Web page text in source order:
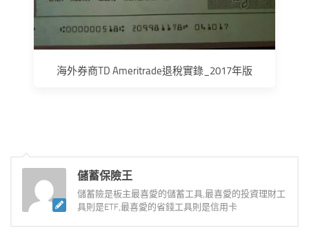
海外券商TD Ameritrade退稅實錄_2017年版
儲蓄保險王
儲蓄險是板主最喜愛的儲蓄工具,最喜愛的投資理財工
具則是ETF,最喜愛的省錢工具則是信用卡